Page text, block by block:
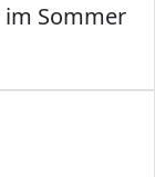
im Sommer